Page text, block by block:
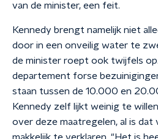
van de minister, een feit.
Kennedy brengt namelijk niet
door in een onveilig water te
de minister roept ook twijfels
departement forse
staan tussen de 10.000 en
Kennedy zelf lijkt weinig te
over deze maatregelen, al is